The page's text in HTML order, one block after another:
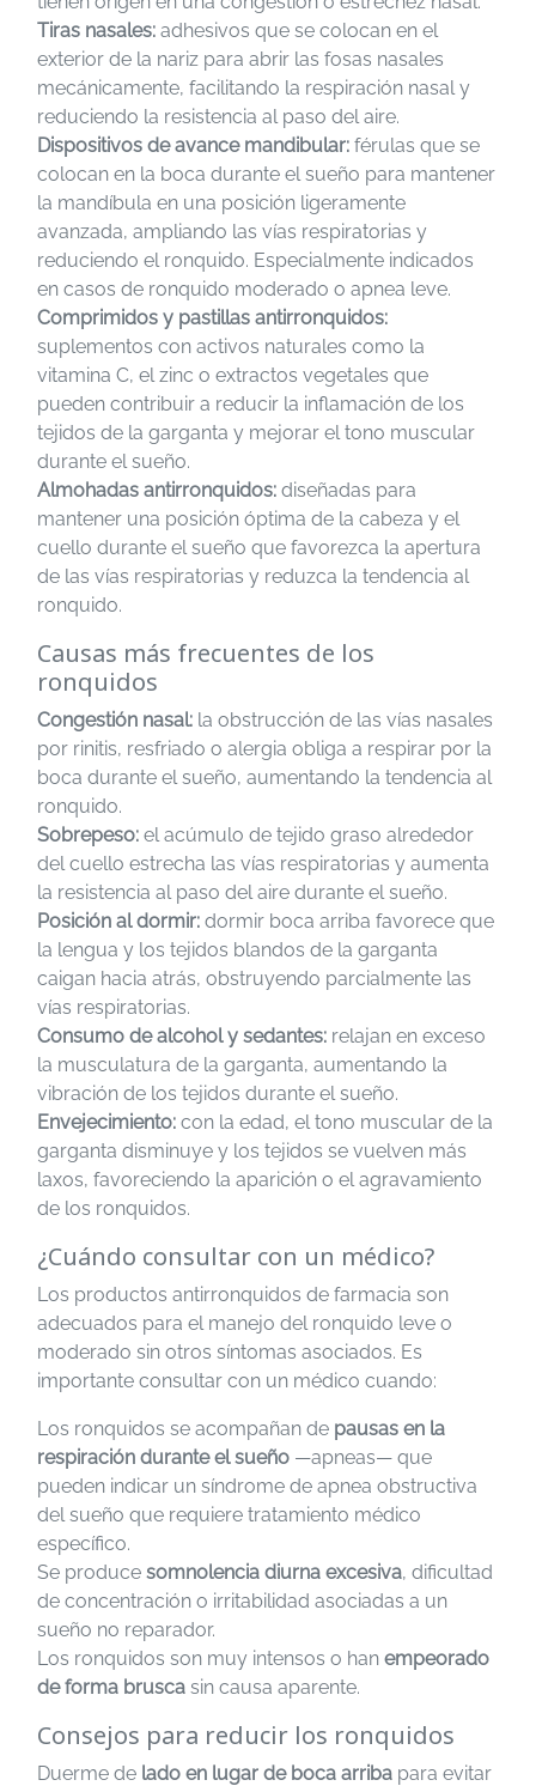
Tiras nasales: adhesivos que se colocan en el
exterior de la nariz para abrir las fosas nasales
mecánicamente, facilitando la respiración nasal y
reduciendo la resistencia al paso del aire.
Dispositivos de avance mandibular: férulas que se
colocan en la boca durante el sueño para mantener
la mandíbula en una posición ligeramente
avanzada, ampliando las vías respiratorias y
reduciendo el ronquido. Especialmente indicados
en casos de ronquido moderado o apnea leve.
Comprimidos y pastillas antirronquidos:
suplementos con activos naturales como la
vitamina C, el zinc o extractos vegetales que
pueden contribuir a reducir la inflamación de los
tejidos de la garganta y mejorar el tono muscular
durante el sueño.
Almohadas antirronquidos: diseñadas para
mantener una posición óptima de la cabeza y el
cuello durante el sueño que favorezca la apertura
de las vías respiratorias y reduzca la tendencia al
ronquido.
Causas más frecuentes de los
ronquidos
Congestión nasal: la obstrucción de las vías nasales
por rinitis, resfriado o alergia obliga a respirar por la
boca durante el sueño, aumentando la tendencia al
ronquido.
Sobrepeso: el acúmulo de tejido graso alrededor
del cuello estrecha las vías respiratorias y aumenta
la resistencia al paso del aire durante el sueño.
Posición al dormir: dormir boca arriba favorece que
la lengua y los tejidos blandos de la garganta
caigan hacia atrás, obstruyendo parcialmente las
vías respiratorias.
Consumo de alcohol y sedantes: relajan en exceso
la musculatura de la garganta, aumentando la
vibración de los tejidos durante el sueño.
Envejecimiento: con la edad, el tono muscular de la
garganta disminuye y los tejidos se vuelven más
laxos, favoreciendo la aparición o el agravamiento
de los ronquidos.
¿Cuándo consultar con un médico?
Los productos antirronquidos de farmacia son
adecuados para el manejo del ronquido leve o
moderado sin otros síntomas asociados. Es
importante consultar con un médico cuando:
Los ronquidos se acompañan de pausas en la
respiración durante el sueño —apneas— que
pueden indicar un síndrome de apnea obstructiva
del sueño que requiere tratamiento médico
específico.
Se produce somnolencia diurna excesiva, dificultad
de concentración o irritabilidad asociadas a un
sueño no reparador.
Los ronquidos son muy intensos o han empeorado
de forma brusca sin causa aparente.
Consejos para reducir los ronquidos
Duerme de lado en lugar de boca arriba para evitar